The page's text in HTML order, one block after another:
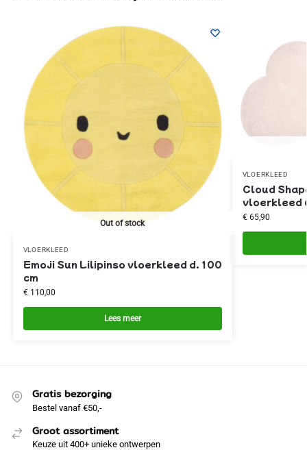
Out of stock
VLOERKLEED
Emoji Sun Lilipinso vloerkleed d. 100
cm
€110,00
Lees meer
VLOERKLEED
Cloud
vloerkleed
€65,90
Gratis bezorging
Bestel vanaf €50,-
Groot assortiment
Keuze uit 400+ unieke ontwerpen